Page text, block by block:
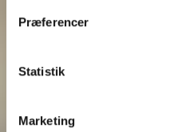
Præferencer
Statistik
Marketing
fejrer